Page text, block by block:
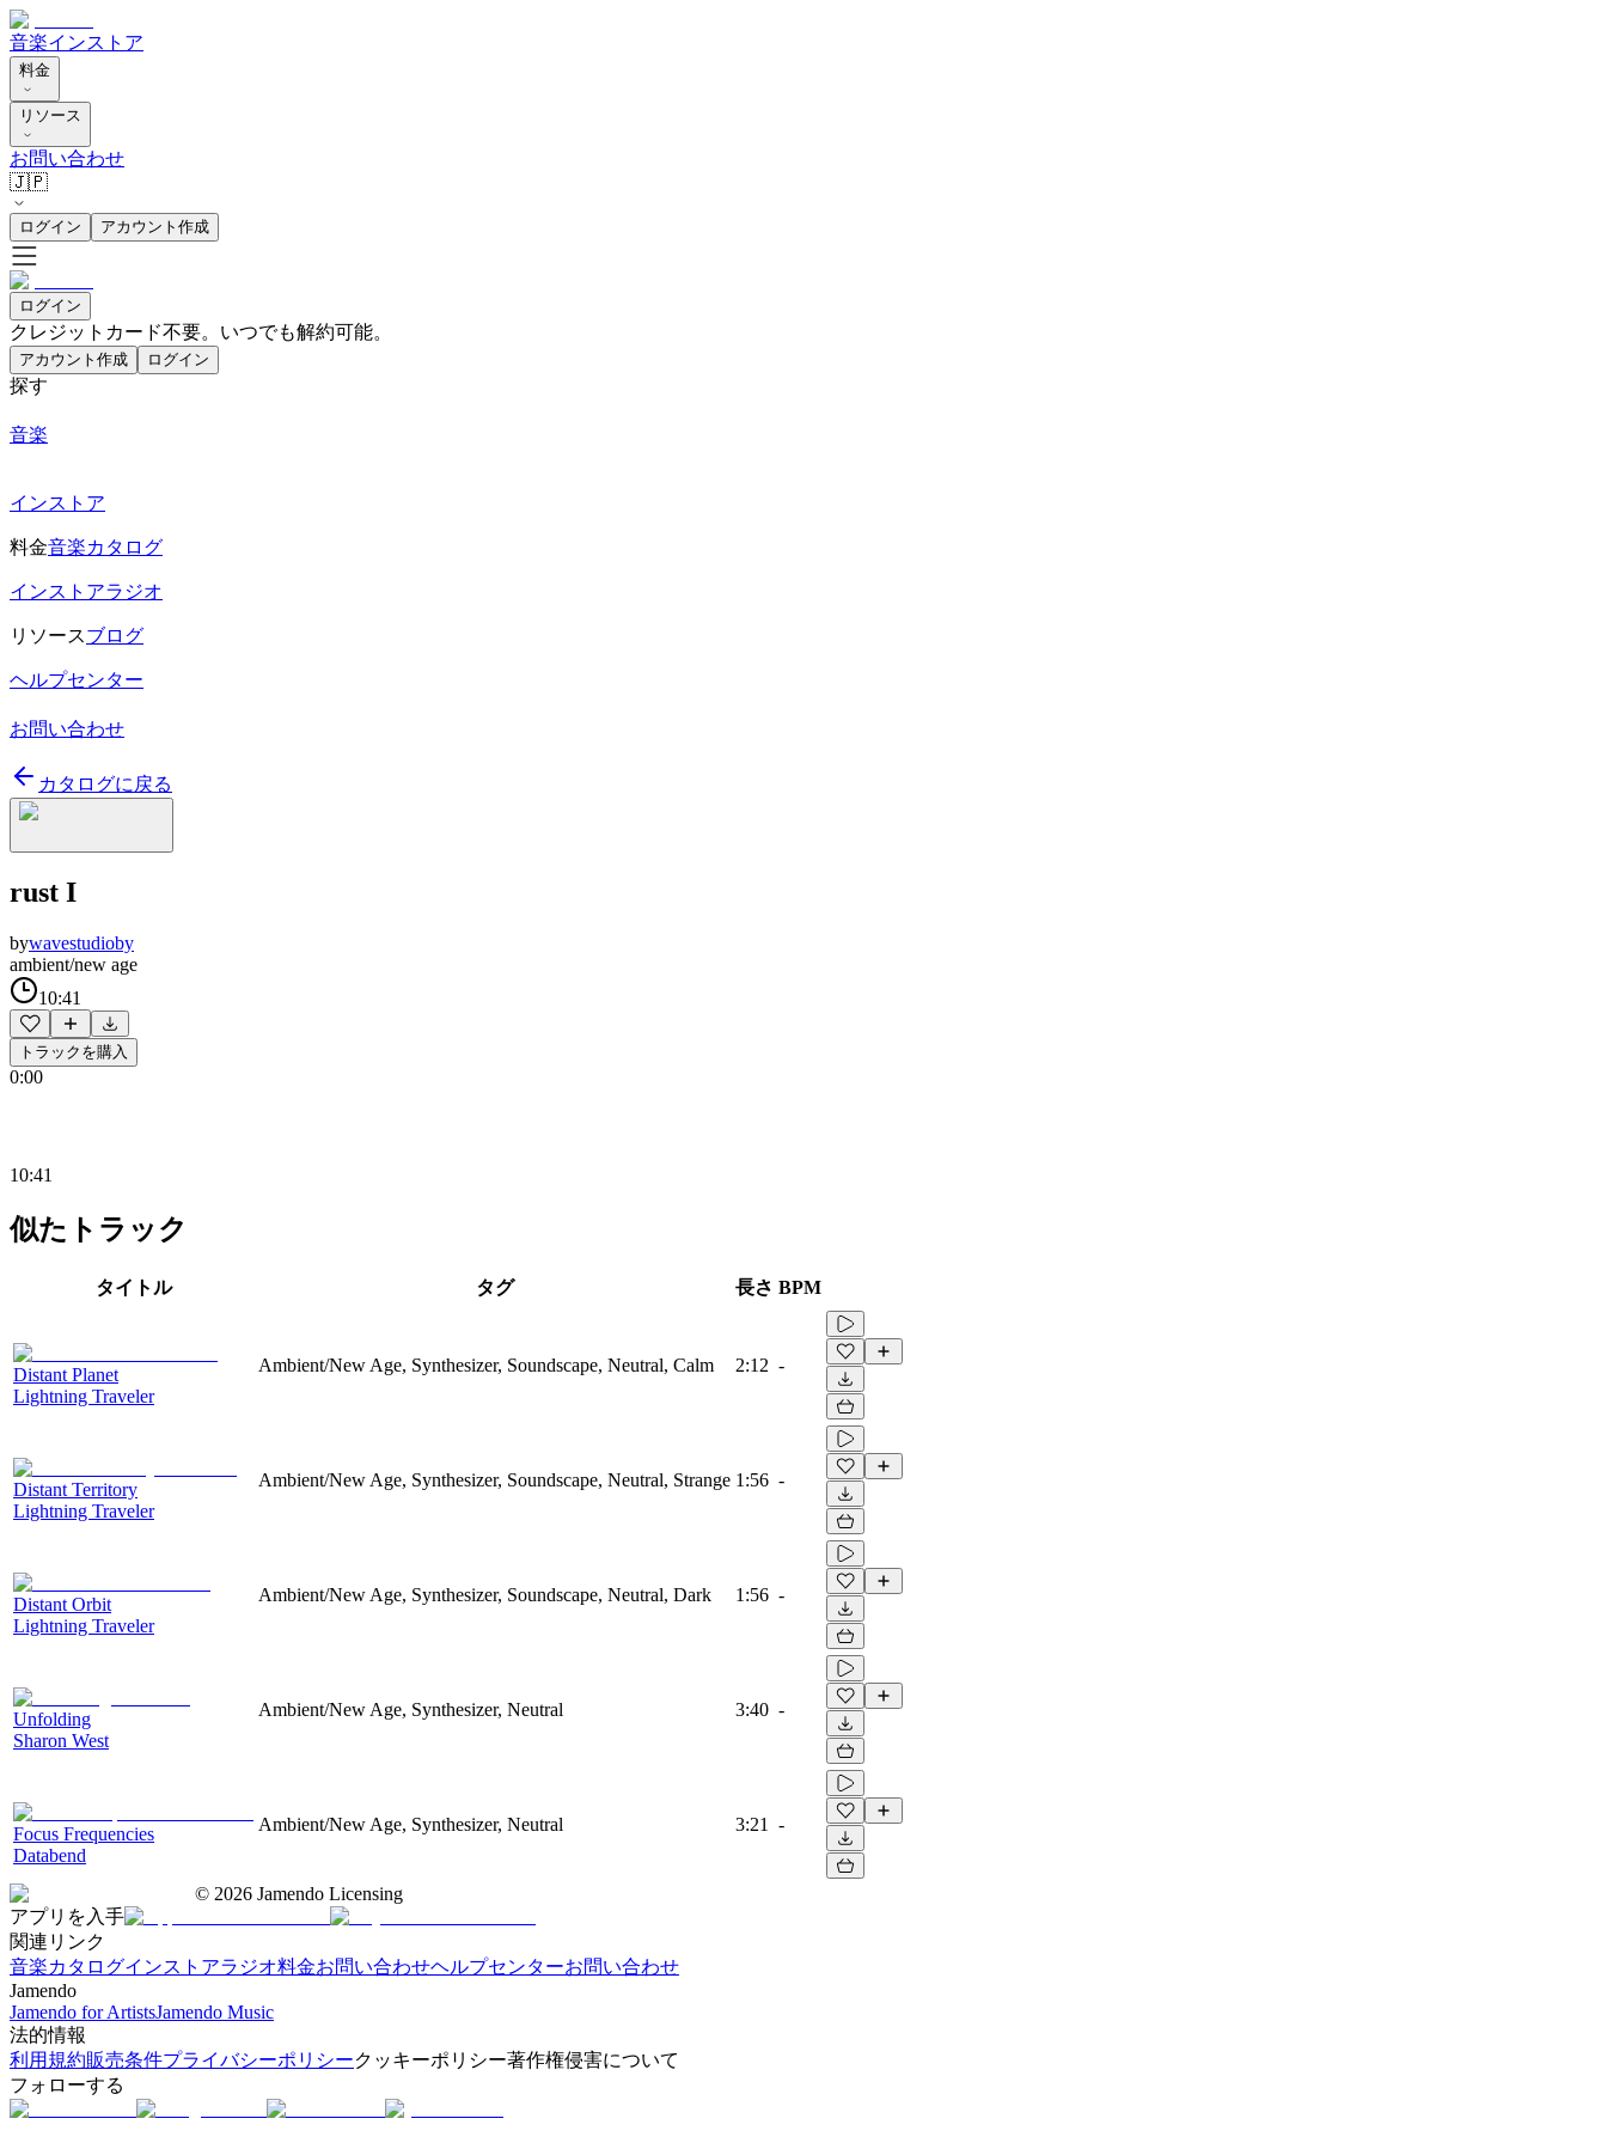
音楽インストア
料金
リソース
お問い合わせ
🇯🇵
ログイン アカウント作成
ログイン
クレジットカード不要。いつでも解約可能。
アカウント作成 ログイン
探す
音楽
インストア
料金音楽カタログ
インストアラジオ
リソースブログ
ヘルプセンター
お問い合わせ
カタログに戻る
rust I
bywavestudioby
ambient/new age
10:41
トラックを購入
0:00
10:41
似たトラック
タイトル タグ 長さ BPM
Distant Planet
Lightning Traveler
Ambient/New Age, Synthesizer, Soundscape, Neutral, Calm 2:12 -
Distant Territory
Lightning Traveler
Ambient/New Age, Synthesizer, Soundscape, Neutral, Strange 1:56 -
Distant Orbit
Lightning Traveler
Ambient/New Age, Synthesizer, Soundscape, Neutral, Dark 1:56 -
Unfolding
Sharon West
Ambient/New Age, Synthesizer, Neutral 3:40 -
Focus Frequencies
Databend
Ambient/New Age, Synthesizer, Neutral 3:21 -
© 2026 Jamendo Licensing
アプリを入手
関連リンク
音楽カタログインストアラジオ料金お問い合わせヘルプセンターお問い合わせ
Jamendo
Jamendo for ArtistsJamendo Music
法的情報
利用規約販売条件プライバシーポリシークッキーポリシー著作権侵害について
フォローする